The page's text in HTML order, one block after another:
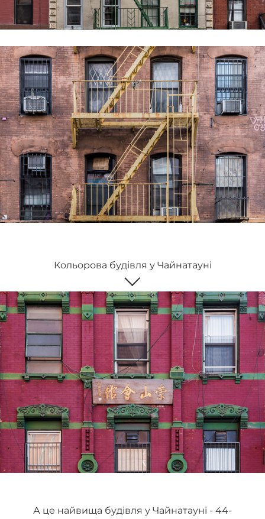
Кольорова будівля у Чайнатауні
А це найвища будівля у Чайнатауні - 44-